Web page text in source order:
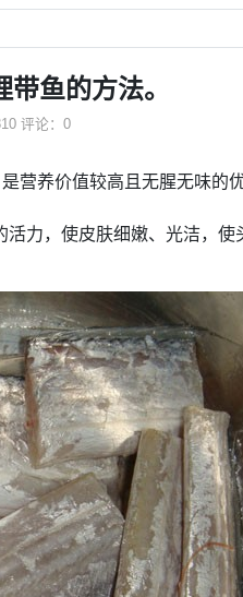
鱼的方法。
评论：0
营养价值较高且无腥无味的
力，使皮肤细嫩、光洁，